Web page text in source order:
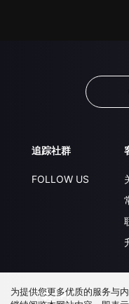
追踪社群
FOLLOW US
下载 APP
为提供您更多优质的服务与